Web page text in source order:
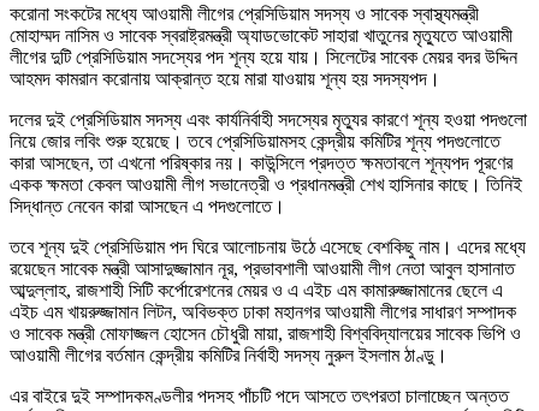
করোনা সংকটের মধ্যে আওয়ামী লীগের প্রেসিডিয়াম সদস্য ও সাবেক স্বাস্থ্যমন্ত্রী
মোহাম্মদ নাসিম ও সাবেক স্বরাষ্ট্রমন্ত্রী অ্যাডভোকেট সাহারা খাতুনের মৃত্যুতে আওয়ামী
লীগের দুটি প্রেসিডিয়াম সদস্যের পদ শূন্য হয়ে যায়। সিলেটের সাবেক মেয়র বদর উদ্দিন
আহমদ কামরান করোনায় আক্রান্ত হয়ে মারা যাওয়ায় শূন্য হয় সদস্যপদ।
দলের দুই প্রেসিডিয়াম সদস্য এবং কার্যনির্বাহী সদস্যের মৃত্যুর কারণে শূন্য হওয়া পদগুলো
নিয়ে জোর লবিং শুরু হয়েছে। তবে প্রেসিডিয়ামসহ কেন্দ্রীয় কমিটির শূন্য পদগুলোতে
কারা আসছেন, তা এখনো পরিষ্কার নয়। কাউন্সিলে প্রদত্ত ক্ষমতাবলে শূন্যপদ পূরণের
একক ক্ষমতা কেবল আওয়ামী লীগ সভানেত্রী ও প্রধানমন্ত্রী শেখ হাসিনার কাছে। তিনিই
সিদ্ধান্ত নেবেন কারা আসছেন এ পদগুলোতে।
তবে শূন্য দুই প্রেসিডিয়াম পদ ঘিরে আলোচনায় উঠে এসেছে বেশকিছু নাম। এদের মধ্যে
রয়েছেন সাবেক মন্ত্রী আসাদুজ্জামান নূর, প্রভাবশালী আওয়ামী লীগ নেতা আবুল হাসানাত
আব্দুল্লাহ, রাজশাহী সিটি কর্পোরেশনের মেয়র ও এ এইচ এম কামারুজ্জামানের ছেলে এ
এইচ এম খায়রুজ্জামান লিটন, অবিভক্ত ঢাকা মহানগর আওয়ামী লীগের সাধারণ সম্পাদক
ও সাবেক মন্ত্রী মোফাজ্জল হোসেন চৌধুরী মায়া, রাজশাহী বিশ্ববিদ্যালয়ের সাবেক ভিপি ও
আওয়ামী লীগের বর্তমান কেন্দ্রীয় কমিটির নির্বাহী সদস্য নুরুল ইসলাম ঠাণ্ডু।
এর বাইরে দুই সম্পাদকমণ্ডলীর পদসহ পাঁচটি পদে আসতে তৎপরতা চালাচ্ছেন অন্তত